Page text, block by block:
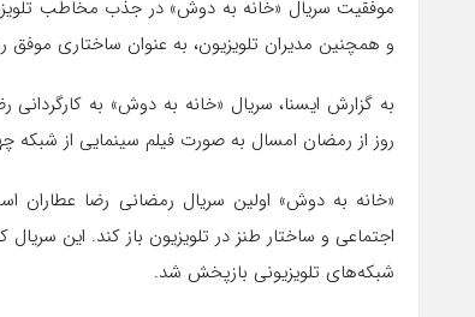
و همچنین مدیران تلویزیون، به عنوان ساختاری
روز از رمضان امسال به صورت فیلم سینمایی از شبکه
«خانه به دوش» اولین سریال رمضانی رضا عطاران
اجتماعی و ساختار طنز در تلویزیون باز کند. این
شبکه‌های تلویزیونی بازپخش شد.